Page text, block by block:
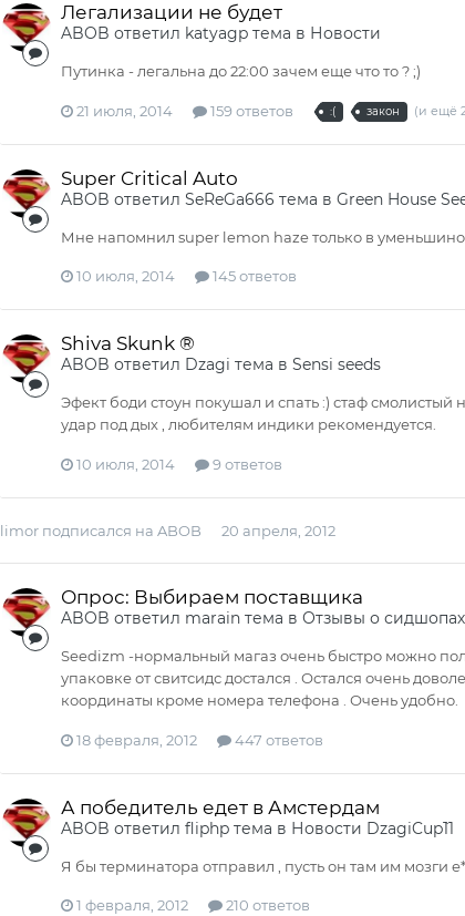
Легализации не будет
ABOB ответил katyagpтема в Новости
Путинка - легальна до 22:00 зачем еще что то ? ;)
21 июля, 2014 159 ответов :( закон (и ещё
Super Critical Auto
ABOB ответил SeReGa666 тема в Green House
Мне напомнил super lemon haze только в
10 июля, 2014 145 ответов
Shiva Skunk ®
ABOB ответил Dzagi тема в Sensi seeds
Эфект боди стоун покушал и спать :) стаф
удар под дых , любителям индики рекомендуется.
10 июля, 2014 9 ответов
limorподписался на ABOB 20 апреля, 2012
Опрос: Выбираем поставщика
ABOB ответил marainтема в Отзывы о сидшопах
Seedizm -нормальный магаз очень быстро можно
упаковке от свитсидс достался . Остался очень
координаты кроме номера телефона . Очень удобно.
18 февраля, 2012 447 ответов
А победитель едет в Амстердам
ABOB ответил fliphpтема в Новости DzagiCup`11
Я бы терминатора отправил , пусть он там им мозги
1 февраля, 2012 210 ответов